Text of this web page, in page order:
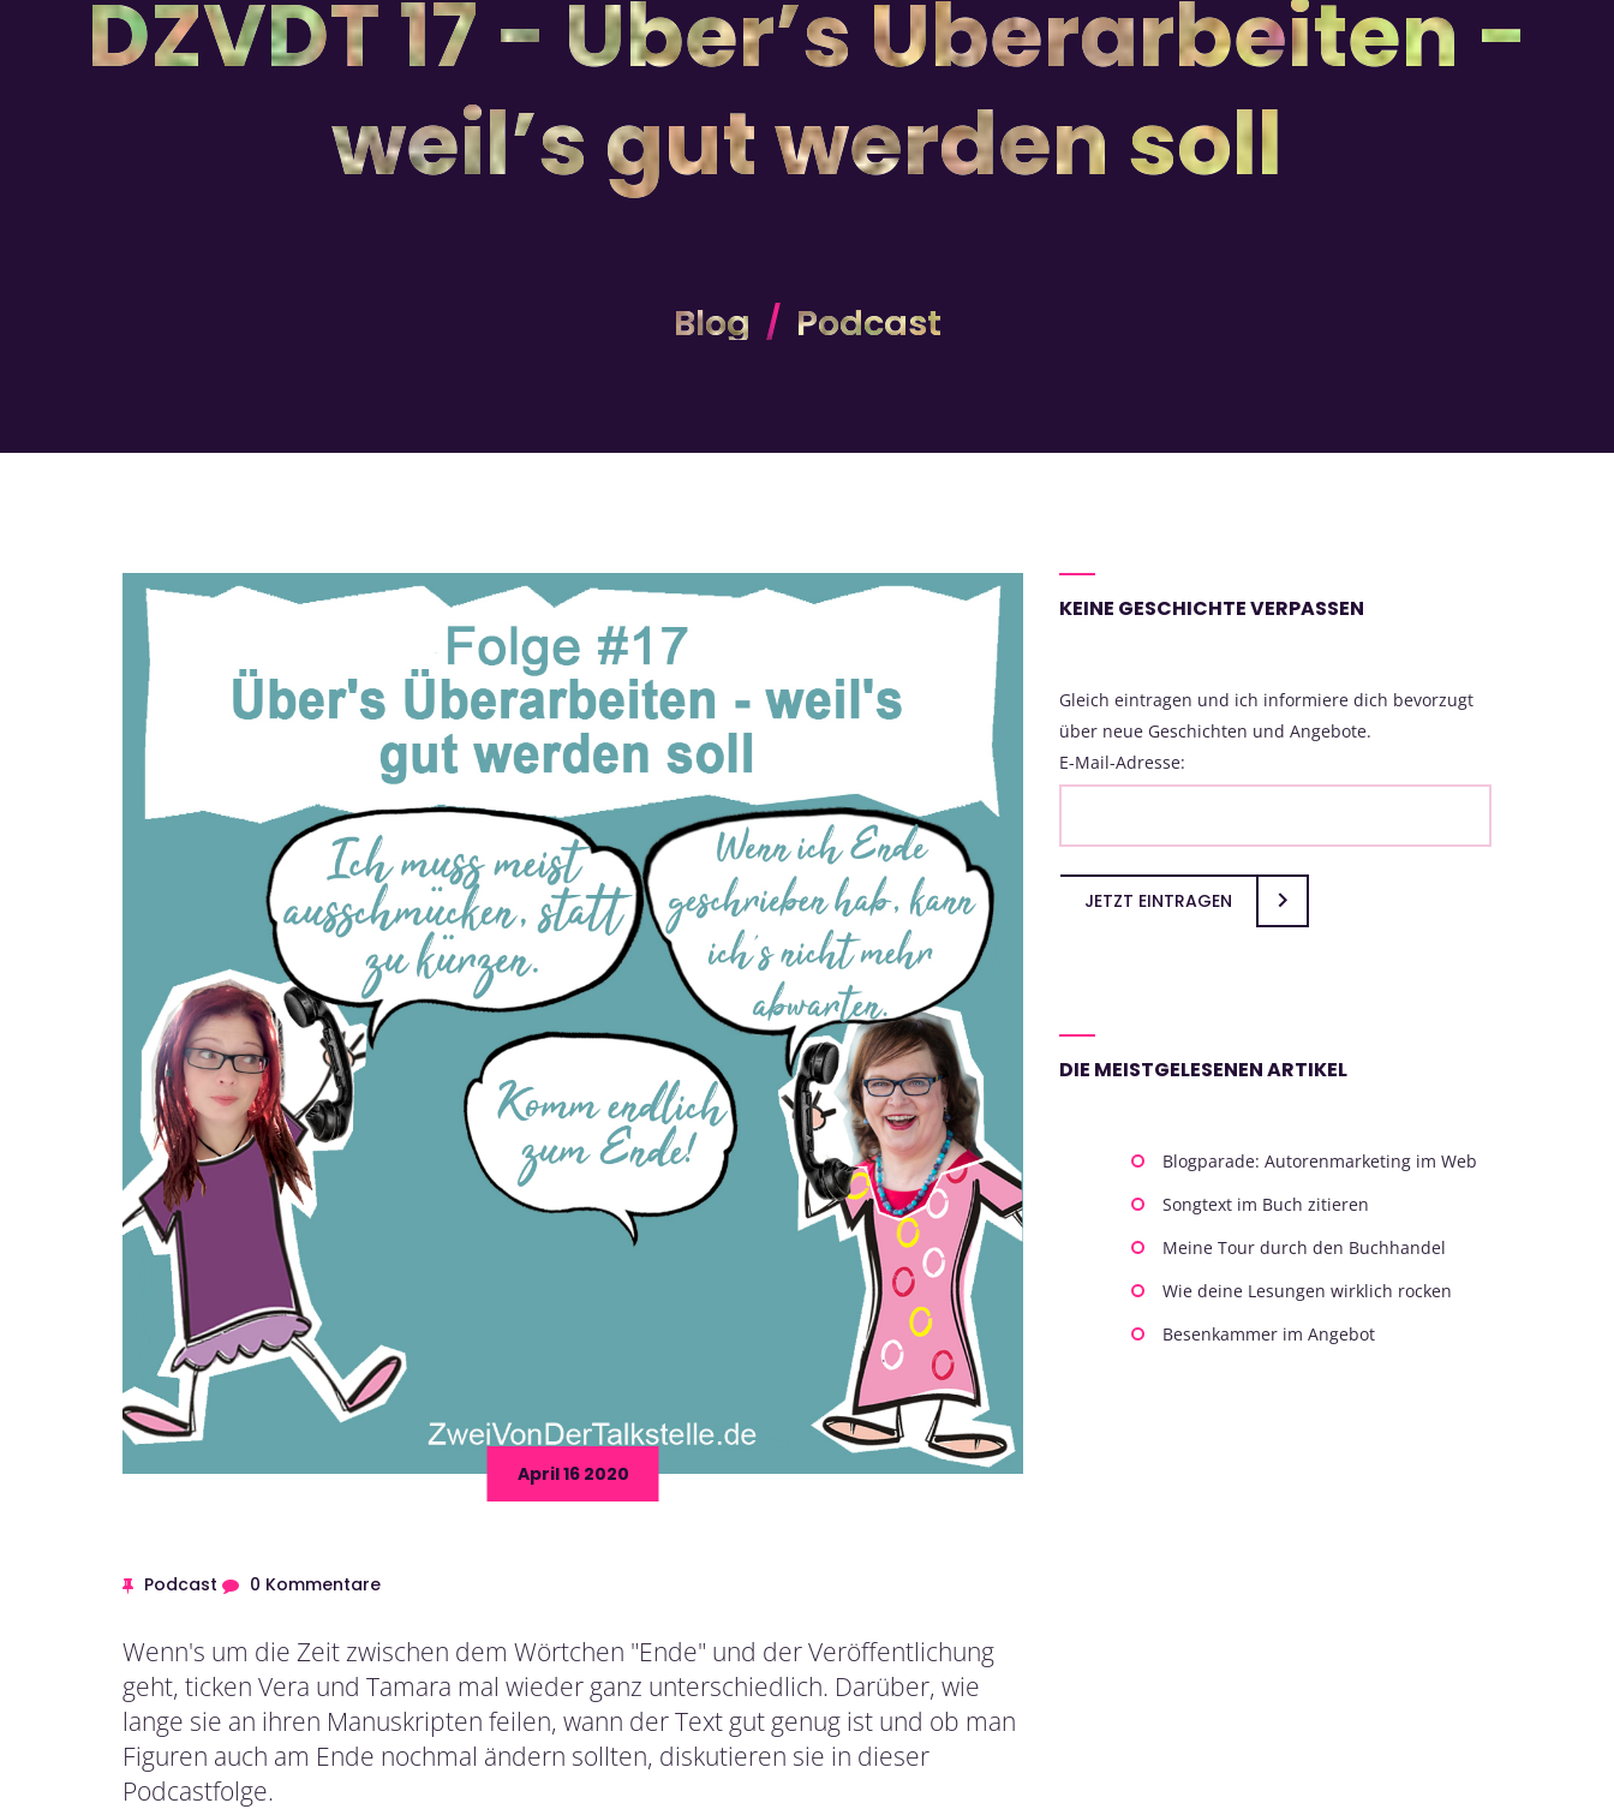
DZVDT 17 - Über’s Überarbeiten -
weil’s gut werden soll
Blog Podcast
April 16 2020
Podcast 0 Kommentare
Wenn's um die Zeit zwischen dem Wörtchen "Ende" und der Veröffentlichung
geht, ticken Vera und Tamara mal wieder ganz unterschiedlich. Darüber, wie
lange sie an ihren Manuskripten feilen, wann der Text gut genug ist und ob man
Figuren auch am Ende nochmal ändern sollten, diskutieren sie in dieser
Podcastfolge.
KEINE GESCHICHTE VERPASSEN
Gleich eintragen und ich informiere dich bevorzugt
über neue Geschichten und Angebote.
E-Mail-Adresse:
JETZT EINTRAGEN
DIE MEISTGELESENEN ARTIKEL
Blogparade: Autorenmarketing im Web
Songtext im Buch zitieren
Meine Tour durch den Buchhandel
Wie deine Lesungen wirklich rocken
Besenkammer im Angebot